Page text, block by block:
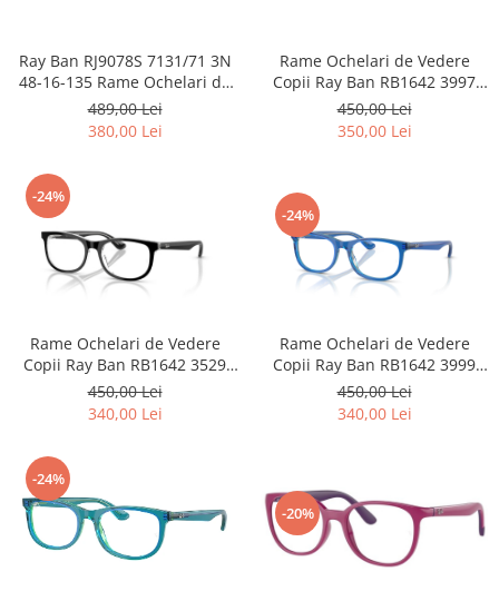
Diesel
Dunhill
Emporio Armani
Furla
Gucci
Guess
Hackett London
Jaguar
Jean Louis Bertier
Just Cavalli
Mondoo
Montblanc
Moonlight
Nina Ricci
Ray Ban RJ9078S 7131/71 3N
48-16-135 Rame Ochelari de
Soare kids
489,00 Lei
380,00 Lei
Rame Ochelari de Vedere
Copii Ray Ban RB1642 3997
48-16-135
450,00 Lei
350,00 Lei
-24%
Rame Ochelari de Vedere
Copii Ray Ban RB1642 3529
48-16-135
450,00 Lei
340,00 Lei
-24%
Rame Ochelari de Vedere
Copii Ray Ban RB1642 3999
48-16-135
450,00 Lei
340,00 Lei
-24%
-20%